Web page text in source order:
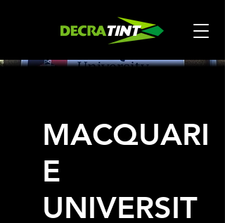
MACQUARI
E
UNIVERSIT